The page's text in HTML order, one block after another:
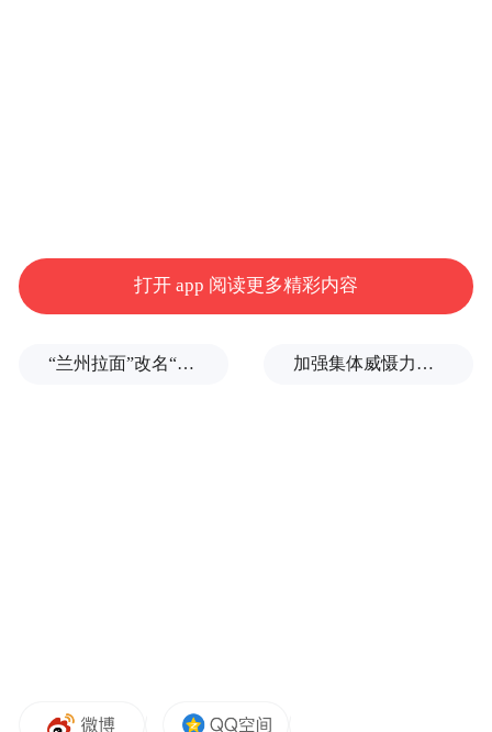
收缩毛孔，但能不能忍痛是关键。”
打开 app 阅读更多精彩内容
“兰州拉面”改名“青海拉面”，权威回应来了 加强集体威慑力，土耳其、沙特、巴基斯坦签署军事协议